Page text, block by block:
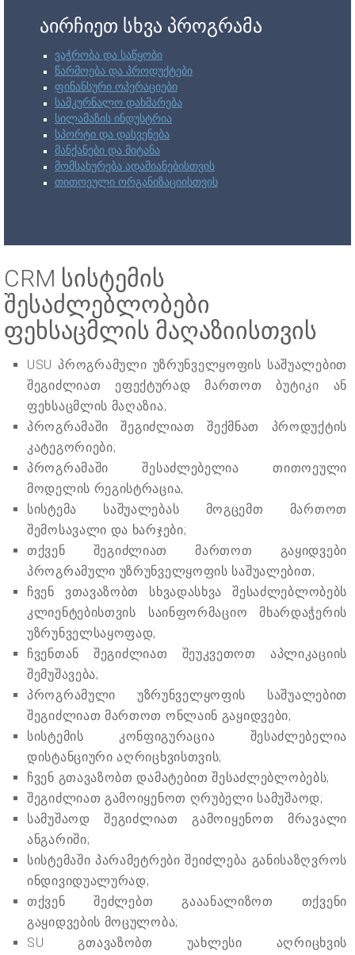
აირჩიეთ სხვა პროგრამა
ვაჭრობა და საწყობი
წარმოება და პროდუქტები
ფინანსური ოპერაციები
სამკურნალო დახმარება
სილამაზის ინდუსტრია
სპორტი და დასვენება
მანქანები და მიტანა
მომსახურება ადამიანებისთვის
თითოეული ორგანიზაციისთვის
CRM სისტემის
შესაძლებლობები
ფეხსაცმლის მაღაზიისთვის
USU პროგრამული უზრუნველყოფის საშუალებით
შეგიძლიათ ეფექტურად მართოთ ბუტიკი ან
ფეხსაცმლის მაღაზია;
პროგრამაში შეგიძლიათ შექმნათ პროდუქტის
კატეგორიები;
პროგრამაში შესაძლებელია თითოეული
მოდელის რეგისტრაცია;
სისტემა საშუალებას მოგცემთ მართოთ
შემოსავალი და ხარჯები;
თქვენ შეგიძლიათ მართოთ გაყიდვები
პროგრამული უზრუნველყოფის საშუალებით;
ჩვენ ვთავაზობთ სხვადასხვა შესაძლებლობებს
კლიენტებისთვის საინფორმაციო მხარდაჭერის
უზრუნველსაყოფად;
ჩვენთან შეგიძლიათ შეუკვეთოთ აპლიკაციის
შემუშავება;
პროგრამული უზრუნველყოფის საშუალებით
შეგიძლიათ მართოთ ონლაინ გაყიდვები;
სისტემის კონფიგურაცია შესაძლებელია
დისტანციური აღრიცხვისთვის;
ჩვენ გთავაზობთ დამატებით შესაძლებლობებს;
შეგიძლიათ გამოიყენოთ ღრუბელი სამუშაოდ;
სამუშაოდ შეგიძლიათ გამოიყენოთ მრავალი
ანგარიში;
სისტემაში პარამეტრები შეიძლება განისაზღვროს
ინდივიდუალურად;
თქვენ შეძლებთ გააანალიზოთ თქვენი
გაყიდვების მოცულობა;
SU გთავაზობთ უახლესი აღრიცხვის